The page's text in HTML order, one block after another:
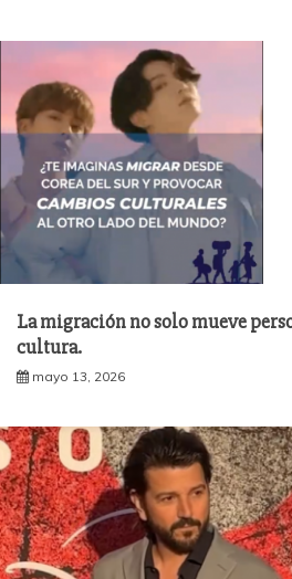
La migración no solo mueve
cultura.
mayo 13, 2026